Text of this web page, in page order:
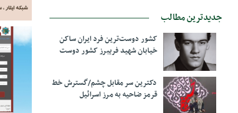
جدیدترین مطالب
کشور دوست‌ترین فرد ایران ساکن
خیابان شهید فریبرز کشور دوست
دکترین سر مقابل چشم/گسترش خط
قرمز ضاحیه به مرز اسرائیل